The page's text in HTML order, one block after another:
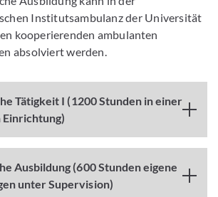
Institutsambulanz der Universität
kooperierenden ambulanten
absolviert werden.
Tätigkeit I (1200 Stunden in einer
Ausbildung (600 Stunden eigene
unter Supervision)